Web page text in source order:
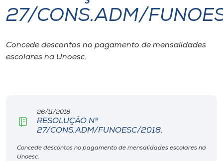
I.nova
Diplomados
27/CONS.ADM/
Concede descontos no pagamento de mensalidades
escolares na Unoesc.
26/11/2018
RESOLUÇÃO Nº
27/CONS.ADM/FUNOESC/2018.
Concede descontos no pagamento de mensalidades escolares na
Unoesc.